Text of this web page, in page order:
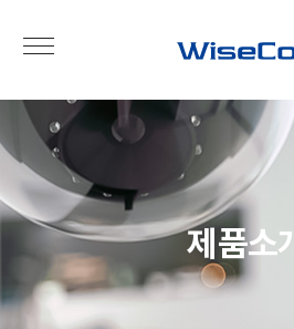
제품소